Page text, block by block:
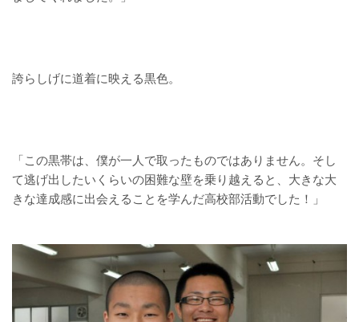
誇らしげに道着に映える黒色。
「この黒帯は、僕が一人で取ったものではありません。そし
て逃げ出したいくらいの困難な壁を乗り越えると、大きな大
きな達成感に出会えることを学んだ高校部活動でした！」